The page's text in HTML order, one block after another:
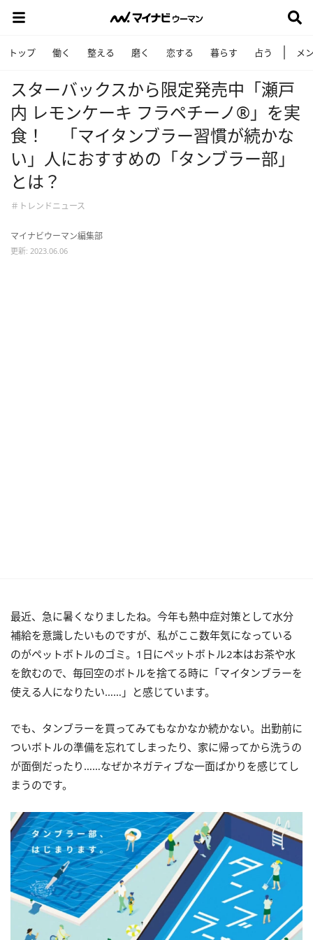
トップ 働く 整える 磨く 恋する 暮らす 占う メ
スターバックスから限定発売中「瀬戸
内 レモンケーキ フラペチーノ®」を実
食！ 「マイタンブラー習慣が続かな
い」人におすすめの「タンブラー部」
とは？
＃トレンドニュース
マイナビウーマン編集部
更新: 2023.06.06
最近、急に暑くなりましたね。今年も熱中症対策として水分
補給を意識したいものですが、私がここ数年気になっている
のがペットボトルのゴミ。1日にペットボトル2本はお茶や水
を飲むので、毎回空のボトルを捨てる時に「マイタンブラーを
使える人になりたい……」と感じています。
でも、タンブラーを買ってみてもなかなか続かない。出勤前に
ついボトルの準備を忘れてしまったり、家に帰ってから洗うの
が面倒だったり……なぜかネガティブな一面ばかりを感じてし
まうのです。